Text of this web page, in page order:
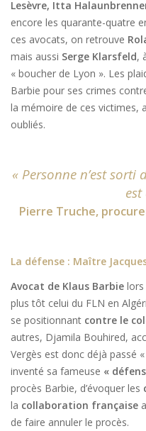
Lesèvre, Itta
encore les quarante-quatre
ces avocats, on retrouve
mais aussi Serge Klarsfeld,
« boucher de Lyon ». Les
Barbie pour ses crimes
la mémoire de ces victimes,
oubliés.
« Personne n’est
est
Pierre Truche,
La défense : Maître
Avocat de Klaus Barbie lors
plus tôt celui du FLN en
se positionnant contre le
autres, Djamila Bouhired,
Vergès est donc déjà passé
inventé sa fameuse «
procès Barbie, d’évoquer les
la collaboration française
de faire annuler le procès.